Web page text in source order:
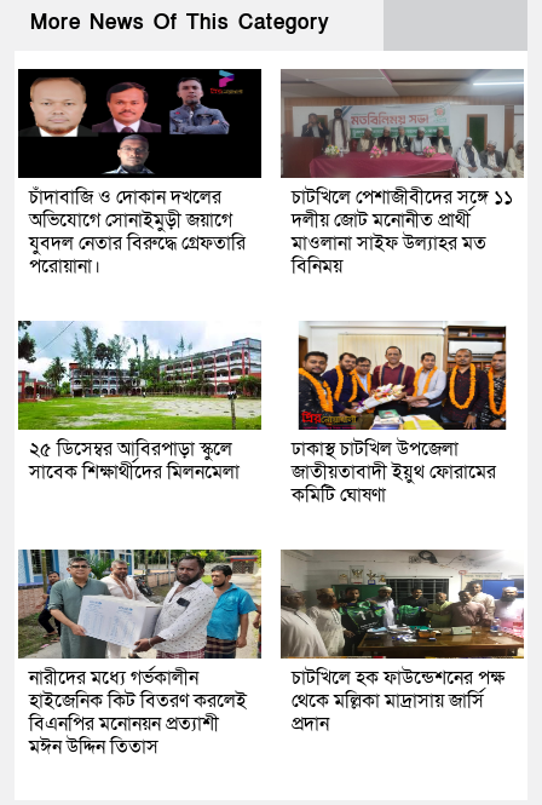
More News Of This Category
চাঁদাবাজি ও দোকান দখলের
অভিযোগে সোনাইমুড়ী জয়াগে
যুবদল নেতার বিরুদ্ধে গ্রেফতারি
পরোয়ানা।
চাটখিলে পেশাজীবীদের সঙ্গে ১১
দলীয় জোট মনোনীত প্রার্থী
মাওলানা সাইফ উল্যাহর মত
বিনিময়
২৫ ডিসেম্বর আবিরপাড়া স্কুলে
সাবেক শিক্ষার্থীদের মিলনমেলা
ঢাকাস্থ চাটখিল উপজেলা
জাতীয়তাবাদী ইয়ুথ ফোরামের
কমিটি ঘোষণা
নারীদের মধ্যে গর্ভকালীন
হাইজেনিক কিট বিতরণ করলেই
বিএনপির মনোনয়ন প্রত্যাশী
মঈন উদ্দিন তিতাস
চাটখিলে হক ফাউন্ডেশনের পক্ষ
থেকে মল্লিকা মাদ্রাসায় জার্সি
প্রদান